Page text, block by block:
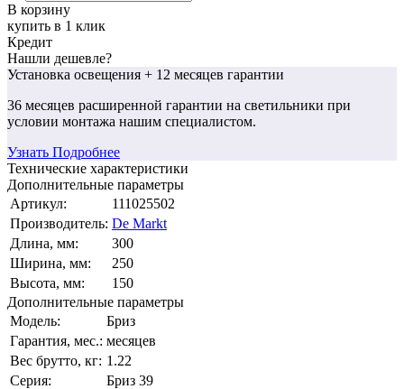
В корзину
купить в 1 клик
Кредит
Нашли дешевле?
Установка освещения + 12 месяцев гарантии
36 месяцев расширенной гарантии на светильники при
условии монтажа нашим специалистом.
Узнать Подробнее
Технические характеристики
Дополнительные параметры
Артикул:
111025502
Производитель: De Markt
Длина, мм:
300
Ширина, мм:
250
Высота, мм:
150
Дополнительные параметры
Модель:
Бриз
Гарантия, мес.: месяцев
Вес брутто, кг: 1.22
Серия:
Бриз 39